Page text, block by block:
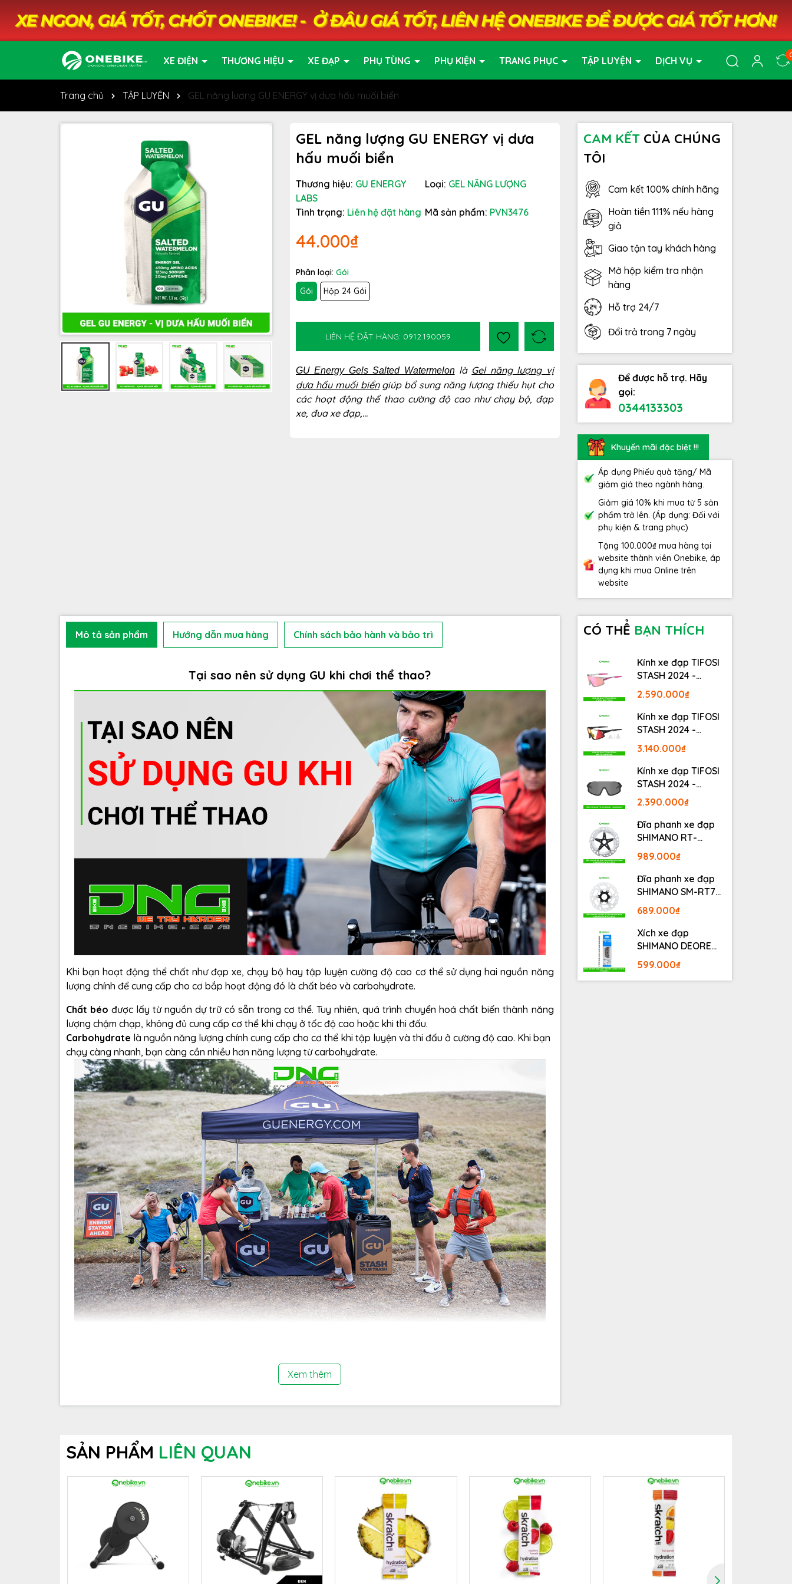
XE ĐIỆN THƯƠNG HIỆU XE ĐẠP PHỤ TÙNG PHỤ KIỆN TRANG PHỤC TẬP LUYỆN DỊCH VỤ
Trang chủ TẬP LUYỆN GEL năng lượng GU ENERGY vị dưa hấu muối biển
GEL năng lượng GU ENERGY vị dưa
hấu muối biển
Thương hiệu: GU ENERGY
LABS
Loại: GEL NĂNG LƯỢNG
Tình trạng: Liên hệ đặt hàng Mã sản phẩm: PVN3476
44.000₫
Phân loại: Gói
Gói
Hộp 24 Gói
LIÊN HỆ ĐẶT HÀNG: 0912.190059
GU Energy Gels Salted Watermelonlà Gel năng lượng vị
dưa hấu muối biểngiúp bổ sung năng lượng thiếu hụt cho
các hoạt động thể thao cường độ cao như chạy bộ, đạp
xe, đua xe đạp,...
CAM KẾTCỦA CHÚNG
TÔI
Cam kết 100% chính hãng
Hoàn tiền 111% nếu hàng
giả
Giao tận tay khách hàng
Mở hộp kiểm tra nhận
hàng
Hỗ trợ 24/7
Đổi trả trong 7 ngày
Để được hỗ trợ. Hãy
gọi:
0344133303
Khuyến mãi đặc biệt !!!
Áp dụng Phiếu quà tặng/ Mã
giảm giá theo ngành hàng.
Giảm giá 10% khi mua từ 5 sản
phẩm trở lên. (Áp dụng: Đối với
phụ kiện & trang phục)
Tặng 100.000₫ mua hàng tại
website thành viên Onebike, áp
dụng khi mua Online trên
website
Mô tả sản phẩm Hướng dẫn mua hàng Chính sách bảo hành và bảo trì
Tại sao nên sử dụng GU khi chơi thể thao?
Khi bạn hoạt động thể chất như đạp xe, chạy bộ hay tập luyện cường độ cao cơ thể sử dụng hai nguồn năng
lượng chính để cung cấp cho cơ bắp hoạt động đó là chất béo và carbohydrate.
Chất béo được lấy từ nguồn dự trữ có sẵn trong cơ thể. Tuy nhiên, quá trình chuyển hoá chất biến thành năng
lượng chậm chạp, không đủ cung cấp cơ thể khi chạy ở tốc độ cao hoặc khi thi đấu.
Carbohydrate là nguồn năng lượng chính cung cấp cho cơ thể khi tập luyện và thi đấu ở cường độ cao. Khi bạn
chạy càng nhanh, bạn càng cần nhiều hơn năng lượng từ carbohydrate.
Khi thi đấu half-marathon, marathon, hay các giải ba môn phối hợp triathlon, cơ bắp sẽ cạn kiệt năng lượng
Xem thêm
CÓ THỂ BẠN THÍCH
Kính xe đạp TIFOSI
STASH 2024 -
STASH, RACE PINK
2.590.000₫
Kính xe đạp TIFOSI
STASH 2024 -
MATTE GUNMETAL
3.140.000₫
Kính xe đạp TIFOSI
STASH 2024 -
BLACKOUT
2.390.000₫
Đĩa phanh xe đạp
SHIMANO RT-
MT800 Center lock
Fullbox
989.000₫
Đĩa phanh xe đạp
SHIMANO SM-RT70
Center lock Fullbox
689.000₫
Xích xe đạp
SHIMANO DEORE
M6100 12S 126L
Fullbox
599.000₫
SẢN PHẨM LIÊN QUAN